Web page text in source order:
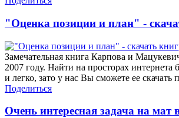
"Оценка позиции и план" -
Замечательная книга Карпова и
2007 году. Найти на просторах интернета
и легко, зато у нас Вы сможете ее скачать
Поделиться
Очень интересная задача на мат